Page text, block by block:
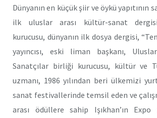
Dünyanın en küçük şiir ve öykü yapıtının
ilk uluslar arası kültür-sanat
kurucusu, dünyanın ilk dosya dergisi,
yayıncısı, eski liman başkanı,
Sanatçılar birliği kurucusu, kültür ve
uzmanı, 1986 yılından beri ülkemizi
sanat festivallerinde temsil eden ve
arası ödüllere sahip Işıkhan’ın